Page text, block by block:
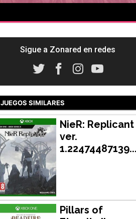
Sigue a Zonared en redes
JUEGOS SIMILARES
NieR: Replicant
ver.
1.22474487139...
Pillars of